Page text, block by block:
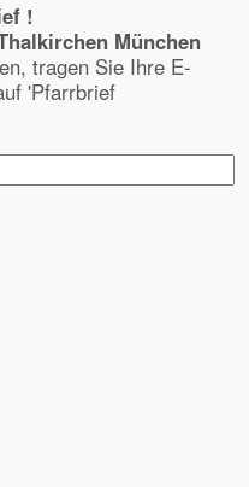
!
München
tragen Sie Ihre E-
'Pfarrbrief